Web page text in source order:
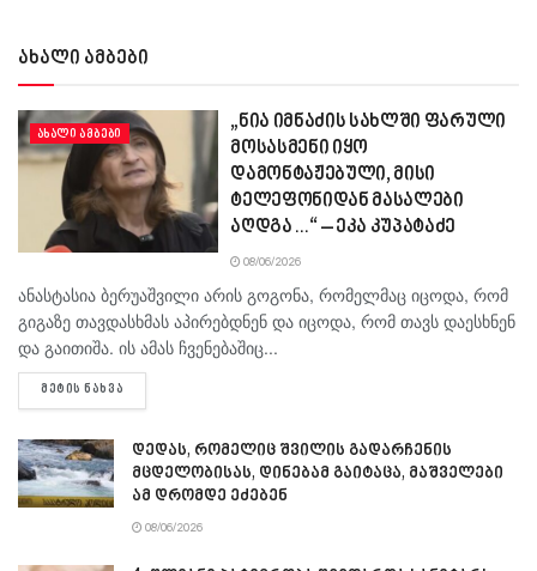
ახალი ამბები
ᲐᲮᲐᲚᲘ ᲐᲛᲑᲔᲑᲘ
„ნია იმნაძის სახლში ფარული
მოსასმენი იყო
დამონტაჟებული, მისი
ტელეფონიდან მასალები
აღდგა…“ – ეკა კუპატაძე
08/06/2026
ანასტასია ბერუაშვილი არის გოგონა, რომელმაც იცოდა, რომ
გიგაზე თავდასხმას აპირებდნენ და იცოდა, რომ თავს დაესხნენ
და გაითიშა. ის ამას ჩვენებაშიც...
ᲛᲔᲢᲘᲡ ᲜᲐᲮᲕᲐ
დედას, რომელიც შვილის გადარჩენის
მცდელობისას, დინებამ გაიტაცა, მაშველები
ამ დრომდე ეძებენ
08/06/2026